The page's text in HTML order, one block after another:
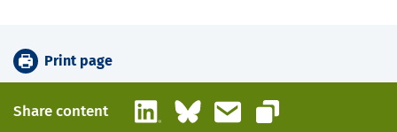
Print page
Share content LinkedInBlueskyEmail
Copy link